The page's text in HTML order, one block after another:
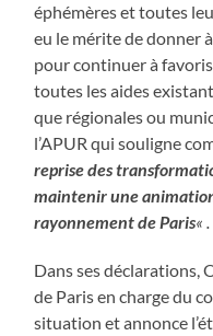
éphémères et toutes
eu le mérite de donner
pour continuer à
toutes les aides
que régionales ou
l’APUR qui souligne
reprise des
maintenir une
rayonnement de Paris« .
Dans ses déclarations,
de Paris en charge du
situation et annonce